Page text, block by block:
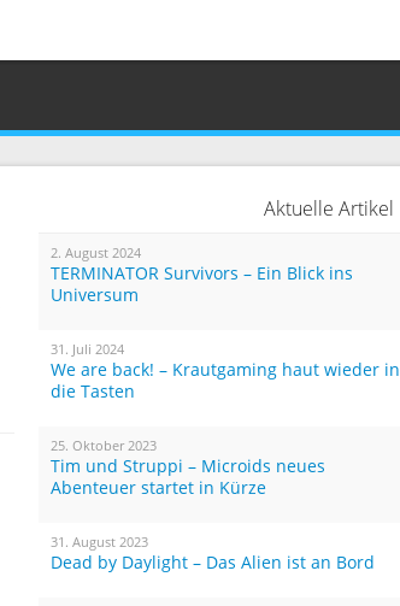
Aktuelle Artikel
2. August 2024
TERMINATOR Survivors – Ein Blick ins
Universum
31. Juli 2024
We are back! – Krautgaming haut wieder in
die Tasten
25. Oktober 2023
Tim und Struppi – Microids neues
Abenteuer startet in Kürze
31. August 2023
Dead by Daylight – Das Alien ist an Bord